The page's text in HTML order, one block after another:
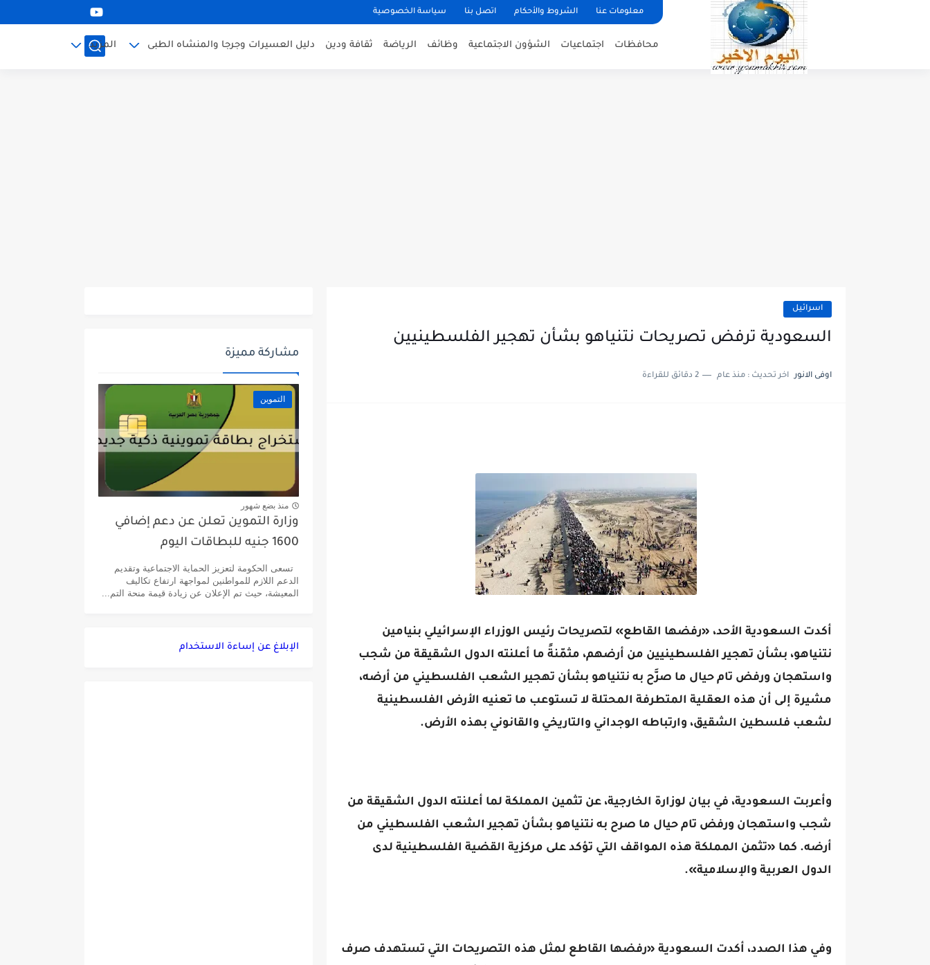
معلومات عنا الشروط والأحكام اتصل بنا سياسة الخصوصية
محافظات اجتماعيات الشؤون الاجتماعية وظائف الرياضة ثقافة ودين دليل العسيرات وجرجا والمنشاه الطبى المزيد
اسرائيل
السعودية ترفض تصريحات نتنياهو بشأن تهجير الفلسطينيين
اوفى الانور اخر تحديث : منذ عام 2 دقائق للقراءة
أكدت السعودية الأحد، «رفضها القاطع» لتصريحات رئيس الوزراء الإسرائيلي بنيامين
نتنياهو، بشأن تهجير الفلسطينيين من أرضهم، مثمّنةً ما أعلنته الدول الشقيقة من شجب
واستهجان ورفض تام حيال ما صرَّح به نتنياهو بشأن تهجير الشعب الفلسطيني من أرضه،
مشيرة إلى أن هذه العقلية المتطرفة المحتلة لا تستوعب ما تعنيه الأرض الفلسطينية
لشعب فلسطين الشقيق، وارتباطه الوجداني والتاريخي والقانوني بهذه الأرض.
وأعربت السعودية، في بيان لوزارة الخارجية، عن تثمين المملكة لما أعلنته الدول الشقيقة من
شجب واستهجان ورفض تام حيال ما صرح به نتنياهو بشأن تهجير الشعب الفلسطيني من
أرضه. كما «تثمن المملكة هذه المواقف التي تؤكد على مركزية القضية الفلسطينية لدى
الدول العربية والإسلامية».
وفي هذا الصدد، أكدت السعودية «رفضها القاطع لمثل هذه التصريحات التي تستهدف صرف
مشاركة مميزة
التموين
منذ بضع شهور
وزارة التموين تعلن عن دعم إضافي
1600 جنيه للبطاقات اليوم
تسعى الحكومة لتعزيز الحماية الاجتماعية وتقديم
الدعم اللازم للمواطنين لمواجهة ارتفاع تكاليف
المعيشة، حيث تم الإعلان عن زيادة قيمة منحة التم...
الإبلاغ عن إساءة الاستخدام